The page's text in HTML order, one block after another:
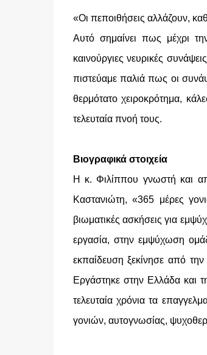
«Οι πεποιθήσεις αλλάζουν,
Αυτό σημαίνει πως μέχρι
καινούργιες νευρικές
πιστεύαμε παλιά πως οι
θερμότατο χειροκρότημα,
τελευταία πνοή τους.
Βιογραφικά στοιχεία
Η κ. Φιλίππου γνωστή και
Καστανιώτη, «365 μέρες
βιωματικές ασκήσεις για
εργασία, στην εμψύχωση
εκπαίδευση ξεκίνησε από
Εργάστηκε στην Ελλάδα και
τελευταία χρόνια τα
γονιών, αυτογνωσίας,